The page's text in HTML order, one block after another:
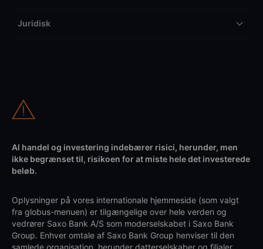
Juridisk
Al handel og investering indebærer risici, herunder, men
ikke begrænset til, risikoen for at miste hele det investerede
beløb.
Oplysninger på vores internationale hjemmeside (som valgt
fra globus-menuen) er tilgængelige over hele verden og
vedrører Saxo Bank A/S som moderselskabet i Saxo Bank
Group. Enhver omtale af Saxo Bank Group henviser til den